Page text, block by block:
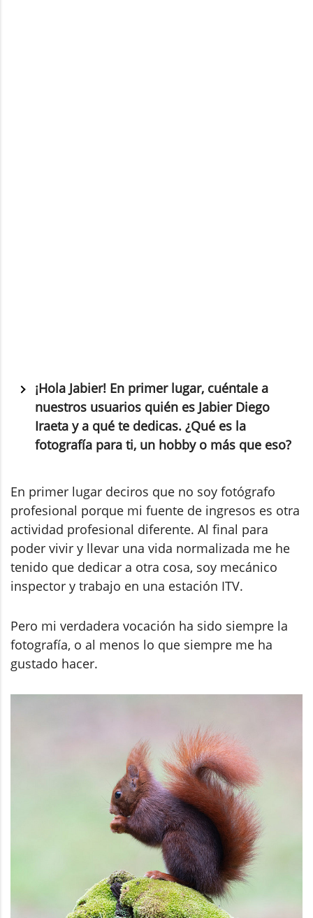
¡Hola Jabier! En primer lugar, cuéntale a
nuestros usuarios quién es Jabier Diego
Iraeta y a qué te dedicas. ¿Qué es la
fotografía para ti, un hobby o más que eso?
En primer lugar deciros que no soy fotógrafo
profesional porque mi fuente de ingresos es otra
actividad profesional diferente. Al final para
poder vivir y llevar una vida normalizada me he
tenido que dedicar a otra cosa, soy mecánico
inspector y trabajo en una estación ITV.
Pero mi verdadera vocación ha sido siempre la
fotografía, o al menos lo que siempre me ha
gustado hacer.